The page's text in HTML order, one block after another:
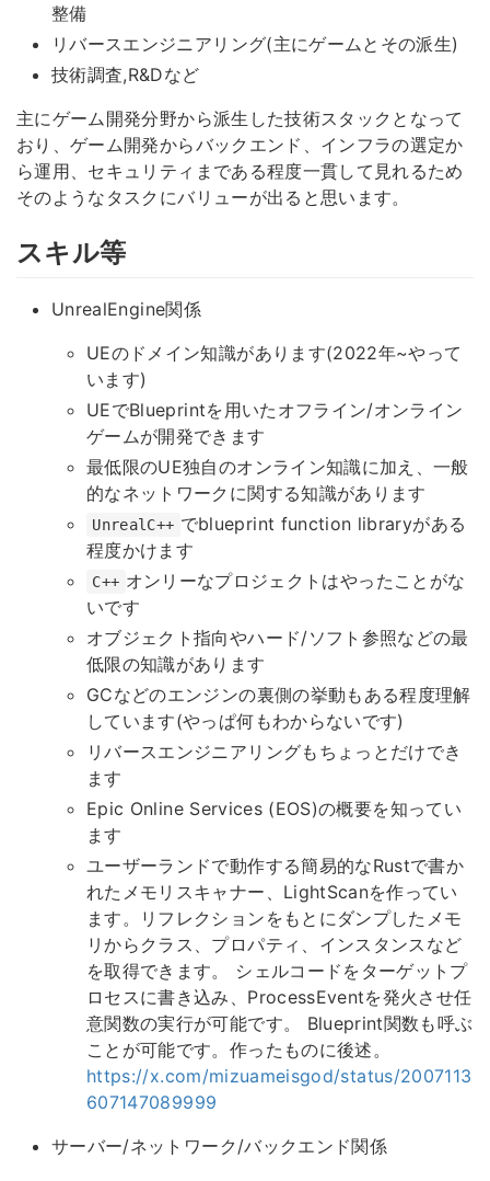
整備
リバースエンジニアリング(主にゲームとその派生)
技術調査,R&Dなど
主にゲーム開発分野から派生した技術スタックとなって
おり、ゲーム開発からバックエンド、インフラの選定か
ら運用、セキュリティまである程度一貫して見れるため
そのようなタスクにバリューが出ると思います。
スキル等
UnrealEngine関係
UEのドメイン知識があります(2022年~やって
います)
UEでBlueprintを用いたオフライン/オンライン
ゲームが開発できます
最低限のUE独自のオンライン知識に加え、一般
的なネットワークに関する知識があります
UnrealC++ でblueprint function libraryがある
程度かけます
C++ オンリーなプロジェクトはやったことがな
いです
オブジェクト指向やハード/ソフト参照などの最
低限の知識があります
GCなどのエンジンの裏側の挙動もある程度理解
しています(やっぱ何もわからないです)
リバースエンジニアリングもちょっとだけでき
ます
Epic Online Services (EOS)の概要を知ってい
ます
ユーザーランドで動作する簡易的なRustで書か
れたメモリスキャナー、LightScanを作ってい
ます。リフレクションをもとにダンプしたメモ
リからクラス、プロパティ、インスタンスなど
を取得できます。 シェルコードをターゲットプ
ロセスに書き込み、ProcessEventを発火させ任
意関数の実行が可能です。 Blueprint関数も呼ぶ
ことが可能です。作ったものに後述。
https://x.com/mizuameisgod/status/2007113
607147089999
サーバー/ネットワーク/バックエンド関係